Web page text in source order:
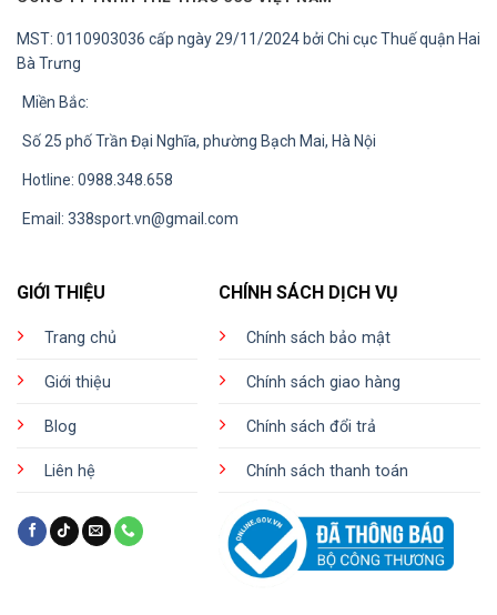
MST: 0110903036 cấp ngày 29/11/2024 bởi Chi cục Thuế quận Hai
Bà Trưng
Miền Bắc:
Số 25 phố Trần Đại Nghĩa, phường Bạch Mai, Hà Nội
Hotline: 0988.348.658
Email: 338sport.vn@gmail.com
GIỚI THIỆU
Trang chủ
Giới thiệu
Blog
Liên hệ
CHÍNH SÁCH DỊCH VỤ
Chính sách bảo mật
Chính sách giao hàng
Chính sách đổi trả
Chính sách thanh toán